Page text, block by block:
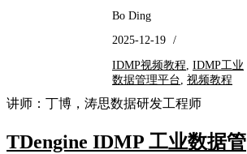
Bo Ding
2025-12-19 /
IDMP视频教程, IDMP工业
数据管理平台, 视频教程
讲师：丁博，涛思数据研发工程师
TDengine IDMP 工业数据管